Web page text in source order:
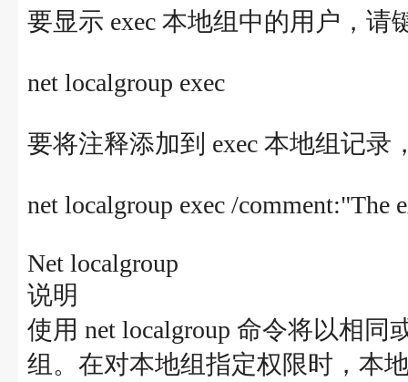
要显示 exec 本地组中的用户，请
net localgroup exec
要将注释添加到 exec 本地组记录
net localgroup exec /comment:"The
Net localgroup
说明
使用 net localgroup 命令将以相
组。在对本地组指定权限时，本